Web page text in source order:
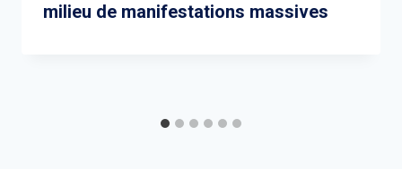
milieu de manifestations massives